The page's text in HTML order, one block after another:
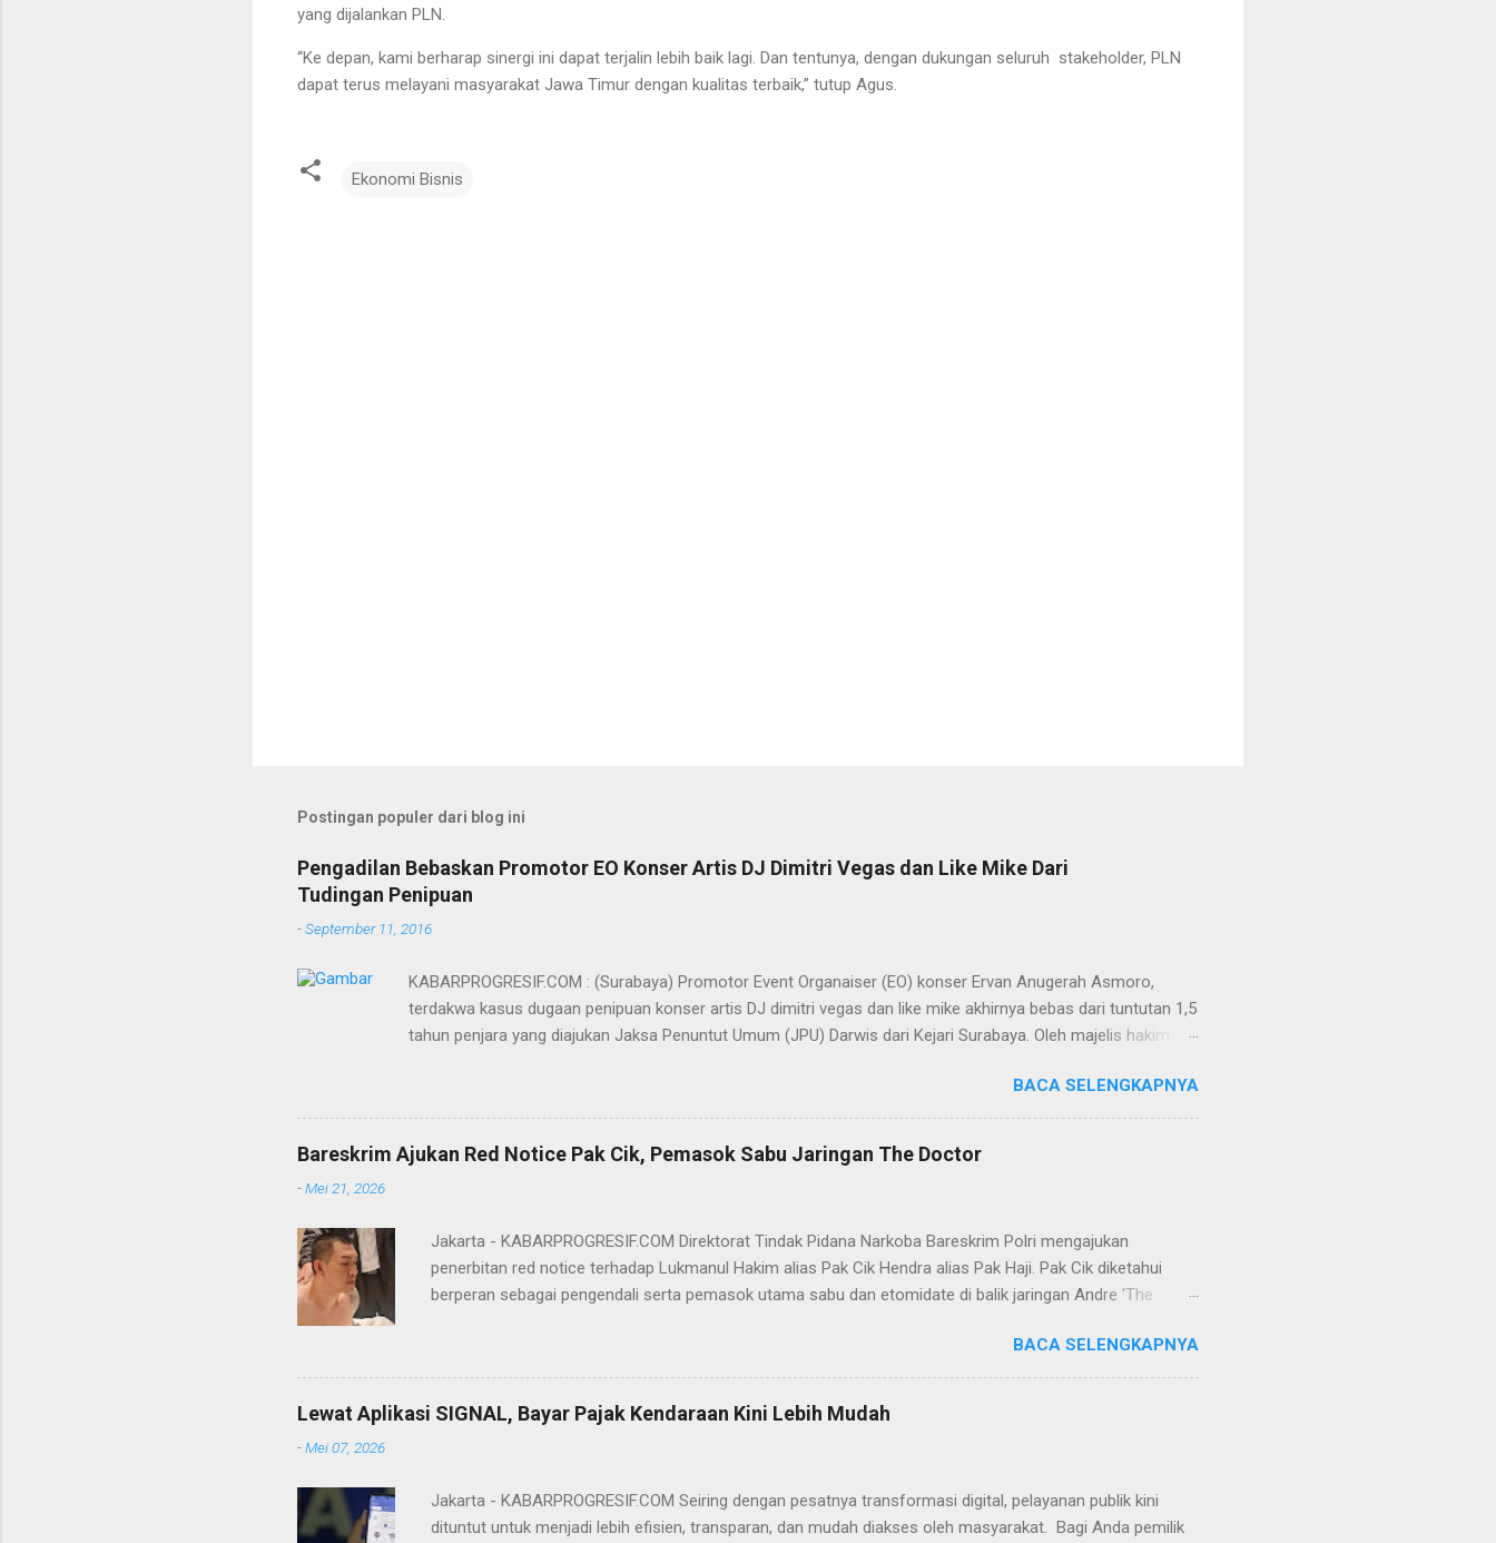
yang dijalankan PLN.
“Ke depan, kami berharap sinergi ini dapat terjalin lebih baik lagi. Dan tentunya, dengan dukungan seluruh stakeholder, PLN
dapat terus melayani masyarakat Jawa Timur dengan kualitas terbaik,” tutup Agus.
Ekonomi Bisnis
Postingan populer dari blog ini
Pengadilan Bebaskan Promotor EO Konser Artis DJ Dimitri Vegas dan Like Mike Dari
Tudingan Penipuan
-September 11, 2016
KABARPROGRESIF.COM : (Surabaya) Promotor Event Organaiser (EO) konser Ervan Anugerah Asmoro,
terdakwa kasus dugaan penipuan konser artis DJ dimitri vegas dan like mike akhirnya bebas dari tuntutan 1,5
tahun penjara yang diajukan Jaksa Penuntut Umum (JPU) Darwis dari Kejari Surabaya. Oleh majelis hakim
pidana. Dalam pertimbangannya, hakim Sigit menerangkan, majelis hakim berpendapat bahwa perbuatan
terdakwa Ervan tersebut tidak terdapat unsur penipuan sehingga dianggap bukan merupakan tindak pidana.
Menurut majelis hakim, kasus yang menjerat Ervan merupakan hubungan hukum keperdataan. Atas dasar
itulah, terdakwa Ervan diputus bebas dari tuntutan hukum (onslag van alle recht vervolging). Menanggapi hal
BACA SELENGKAPNYA
Bareskrim Ajukan Red Notice Pak Cik, Pemasok Sabu Jaringan The Doctor
-Mei 21, 2026
Jakarta - KABARPROGRESIF.COM Direktorat Tindak Pidana Narkoba Bareskrim Polri mengajukan
penerbitan red notice terhadap Lukmanul Hakim alias Pak Cik Hendra alias Pak Haji. Pak Cik diketahui
berperan sebagai pengendali serta pemasok utama sabu dan etomidate di balik jaringan Andre 'The
DPO Lukmanul Hakim alias Hendra alias Pak Haji," kata Direktur Tindak Pidana Narkoba (Dirtipidnarkoba)
Bareskrim Polri Brigjen Eko Hadi Santoso. dalam keterangannya, Rabu (20/5). Eko menerangkan Pak Cik
merupakan warga negara Indonesia (WNI) asal Aceh yang saat ini terdeteksi berada di Malaysia. Namun,
belakangan status kewarganegaraan sudah berpindah menjadi warga negara Saint Kitts and Nevis.
BACA SELENGKAPNYA
Lewat Aplikasi SIGNAL, Bayar Pajak Kendaraan Kini Lebih Mudah
-Mei 07, 2026
Jakarta - KABARPROGRESIF.COM Seiring dengan pesatnya transformasi digital, pelayanan publik kini
dituntut untuk menjadi lebih efisien, transparan, dan mudah diakses oleh masyarakat. Bagi Anda pemilik